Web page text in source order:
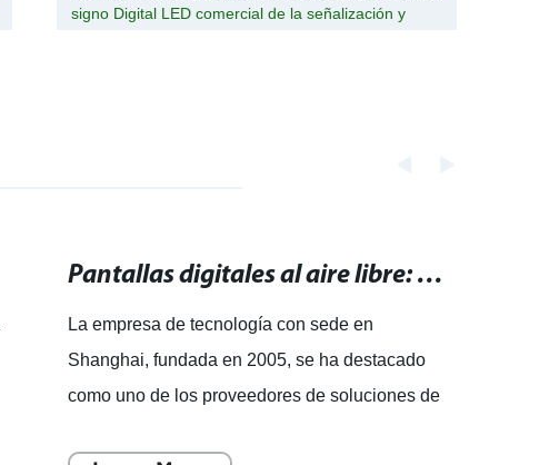
signo Digital LED comercial de la señalización y
Pantallas digitales al aire libre: publicidad efectiva para tu negocio
La empresa de tecnología con sede en
Shanghai, fundada en 2005, se ha destacado
como uno de los proveedores de soluciones de